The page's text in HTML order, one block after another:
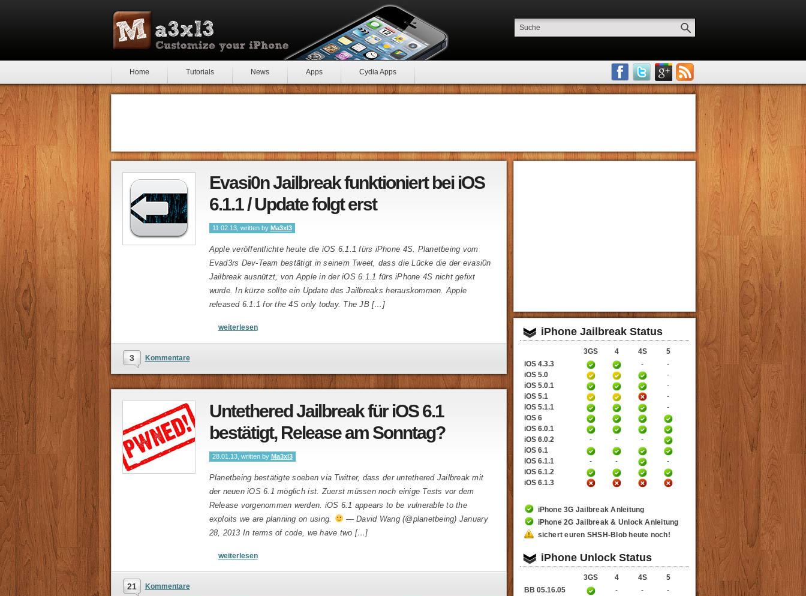
Home Tutorials News Apps Cydia Apps
Evasi0n Jailbreak funktioniert bei iOS
6.1.1 / Update folgt erst
11.02.13, written by Ma3xl3
Apple veröffentlichte heute die iOS 6.1.1 fürs iPhone 4S. Planetbeing vom
Evad3rs Dev-Team bestätigt in seinem Tweet, dass die Lücke die der evasi0n
Jailbreak ausnützt, von Apple in der iOS 6.1.1 fürs iPhone 4S nicht gefixt
wurde. In kürze sollte ein Update des Jailbreaks herauskommen. Apple
released 6.1.1 for the 4S only today. The JB […]
weiterlesen
3 Kommentare
Untethered Jailbreak für iOS 6.1
bestätigt, Release am Sonntag?
28.01.13, written by Ma3xl3
Planetbeing bestätigte soeben via Twitter, dass der untethered Jailbreak mit
der neuen iOS 6.1 möglich ist. Zuerst müssen noch einige Tests vor dem
Release vorgenommen werden. iOS 6.1 appears to be vulnerable to the
exploits we are planning on using.
— David Wang (@planetbeing) January
28, 2013 In terms of code, we have two […]
weiterlesen
21 Kommentare
iPhone Jailbreak Status
3GS 4 4S
5
iOS 4.3.3
-
-
iOS 5.0
-
iOS 5.0.1
-
iOS 5.1
-
iOS 5.1.1
-
iOS 6
iOS 6.0.1
iOS 6.0.2
- -
-
iOS 6.1
iOS 6.1.1
- -
-
iOS 6.1.2
iOS 6.1.3
iPhone 3G Jailbreak Anleitung
iPhone 2G Jailbreak & Unlock Anleitung
sichert euren SHSH-Blob heute noch!
iPhone Unlock Status
3GS 4 4S
5
BB 05.16.05
- -
-